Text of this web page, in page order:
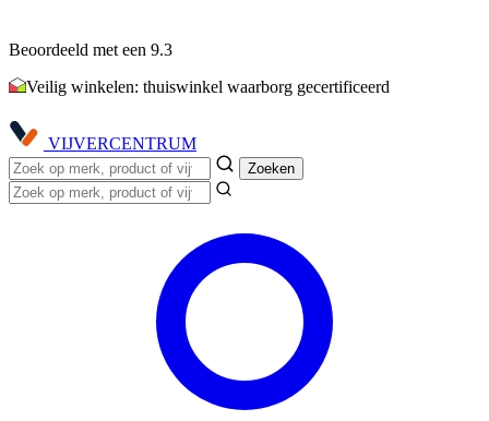
Beoordeeld met een 9.3
Veilig winkelen: thuiswinkel waarborg gecertificeerd
VIJVERCENTRUM
Zoeken